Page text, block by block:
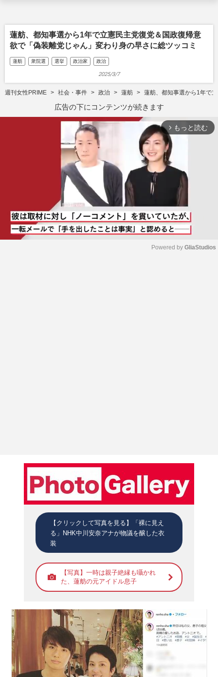
蓮舫、都知事選から1年で立憲民主党復党＆国政復帰意
欲で「偽装離党じゃん」変わり身の早さに総ツッコミ
蓮舫 衆院選 選挙 政治家 政治
2025/3/7
週刊女性PRIME 社会・事件 政治 蓮舫 蓮舫、都知事選から1年で
広告の下にコンテンツが続きます
arrow_forward_ios もっと読む
Powered by GliaStudios
【クリックして写真を見る】「裸に見え
る」NHK中川安奈アナが物議を醸した衣
装
【写真】一時は親子絶縁も囁かれ
た、蓮舫の元アイドル息子